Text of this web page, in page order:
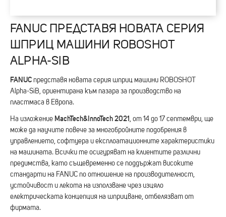
FANUC ПРЕДСТАВЯ НОВАТА СЕРИЯ
ШПРИЦ МАШИНИ ROBOSHOT
ALPHA-SIB
FANUC представя новата серия шприц машини ROBOSHOT
Alpha-SiB, ориентирана към пазара за производство на
пластмаса в Европа.
На изложение MachTech&InnoTech 2021, от 14 до 17 септември, ще
може да научите повече за многобройните подобрения в
управлението, софтуера и експлоатационните характеристики
на машината. Всички те осигуряват на клиентите различни
предимства, като същевременно се поддържат високите
стандарти на FANUC по отношение на производителност,
устойчивост и лекота на използване чрез изцяло
електрическата концепция на шприцване, отбелязват от
фирмата.